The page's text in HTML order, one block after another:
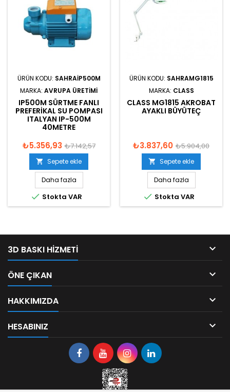
ÜRÜN KODU: SAHRAIP500M
MARKA: AVRUPA ÜRETIMI
IP500M SÜRTME FANLI
PREFERIKAL SU POMPASI
ITALYAN IP-500M
40METRE
₺5.356,93 ₺7.142,57
 Sepete ekle
Daha fazla
 Stokta VAR
ÜRÜN KODU: SAHRAMG1815
MARKA: CLASS
CLASS MG1815 AKROBAT
AYAKLI BÜYÜTEÇ
₺3.837,60 ₺5.904,00
 Sepete ekle
Daha fazla
 Stokta VAR
3D BASKI HIZMETI 
ÖNE ÇIKAN 
HAKKIMIZDA 
HESABINIZ 